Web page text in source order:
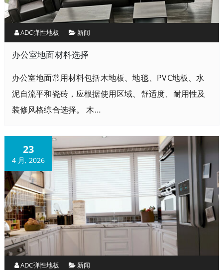
ADC弹性地板 新闻
办公室地面材料选择
办公室地面常用材料包括木地板、地毯、PVC地板、水
泥自流平和瓷砖，应根据使用区域、舒适度、耐用性及
装修风格综合选择。 木…
23
4 月, 2026
ADC弹性地板 新闻